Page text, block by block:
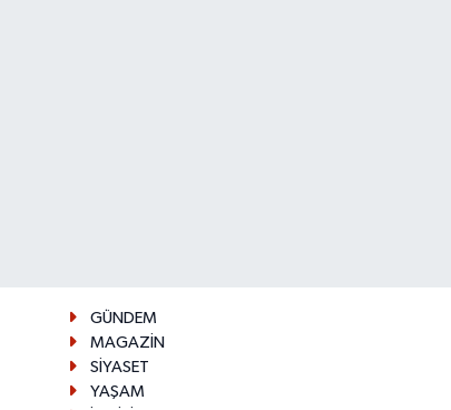
GÜNDEM
MAGAZİN
SİYASET
YAŞAM